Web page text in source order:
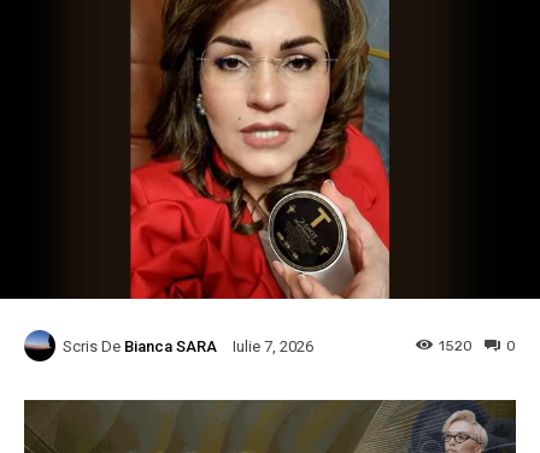
Scris De Bianca SARA Iulie 7, 2026 0
1520